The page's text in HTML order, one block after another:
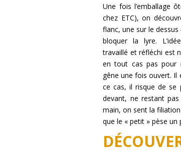
Une fois l’emballage
chez ETC), on
flanc, une sur le
bloquer la lyre.
travaillé et réfléchi est
en tout cas pas pour
gêne une fois ouvert. Il
ce cas, il risque de
devant, ne restant
main, on sent la
que le « petit » pèse un